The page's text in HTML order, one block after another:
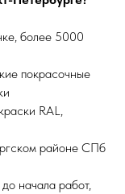
более 5000
покрасочные
RAL,
районе СПб
начала работ,